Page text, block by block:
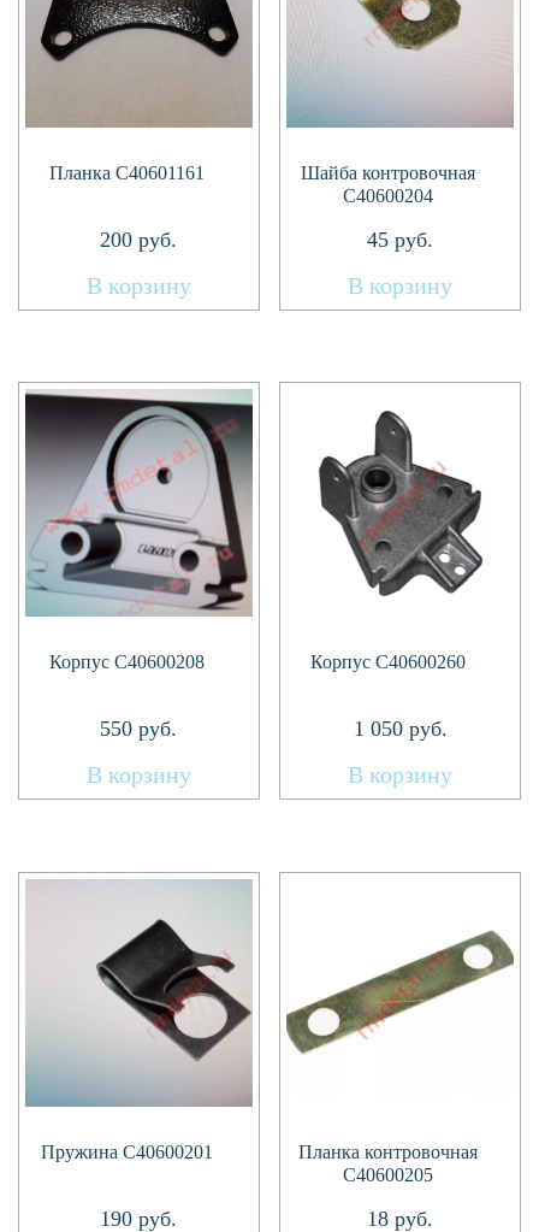
Планка С40601161
200 руб.
В корзину
Шайба контровочная
C40600204
45 руб.
В корзину
Корпус C40600208
550 руб.
В корзину
Корпус C40600260
1 050руб.
В корзину
Пружина C40600201
190 руб.
Планка контровочная
C40600205
18 руб.